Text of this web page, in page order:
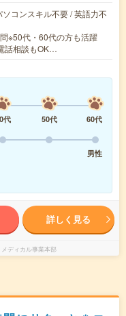
コンスキル不要 / 英語力不
※50代・60代の方も活躍
話相談もOK…
代 50代
60代
男性
詳しく見る
ディカル事業本部